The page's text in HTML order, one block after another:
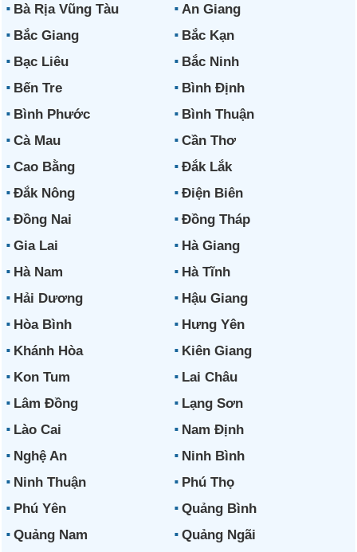
Bà Rịa Vũng Tàu
An Giang
Bắc Giang
Bắc Kạn
Bạc Liêu
Bắc Ninh
Bến Tre
Bình Định
Bình Phước
Bình Thuận
Cà Mau
Cần Thơ
Cao Bằng
Đắk Lắk
Đắk Nông
Điện Biên
Đồng Nai
Đồng Tháp
Gia Lai
Hà Giang
Hà Nam
Hà Tĩnh
Hải Dương
Hậu Giang
Hòa Bình
Hưng Yên
Khánh Hòa
Kiên Giang
Kon Tum
Lai Châu
Lâm Đồng
Lạng Sơn
Lào Cai
Nam Định
Nghệ An
Ninh Bình
Ninh Thuận
Phú Thọ
Phú Yên
Quảng Bình
Quảng Nam
Quảng Ngãi